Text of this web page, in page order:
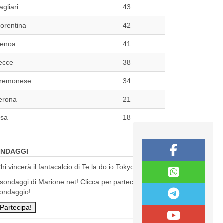
43
42
41
38
34
21
18
vincerà il fantacalcio di Te la do io Tokyo?
di Marione.net! Clicca per partecipare al